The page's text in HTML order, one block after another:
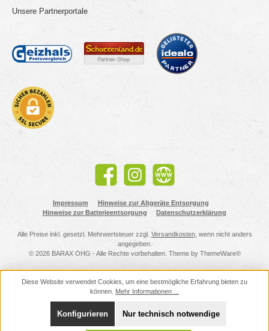
Unsere Partnerportale
Facebook Instagram Website
Impressum
Hinweise zur Altgeräte Entsorgung
Hinweise zur Batterieentsorgung
Datenschutzerklärung
Alle Preise inkl. gesetzl. Mehrwertsteuer zzgl. Versandkosten, wenn nicht anders
angegeben.
© 2026 BARAX OHG - Alle Rechte vorbehalten. Theme by ThemeWare®
Diese Website verwendet Cookies, um eine bestmögliche Erfahrung bieten zu
können. Mehr Informationen ...
Nur technisch notwendige
Konfigurieren